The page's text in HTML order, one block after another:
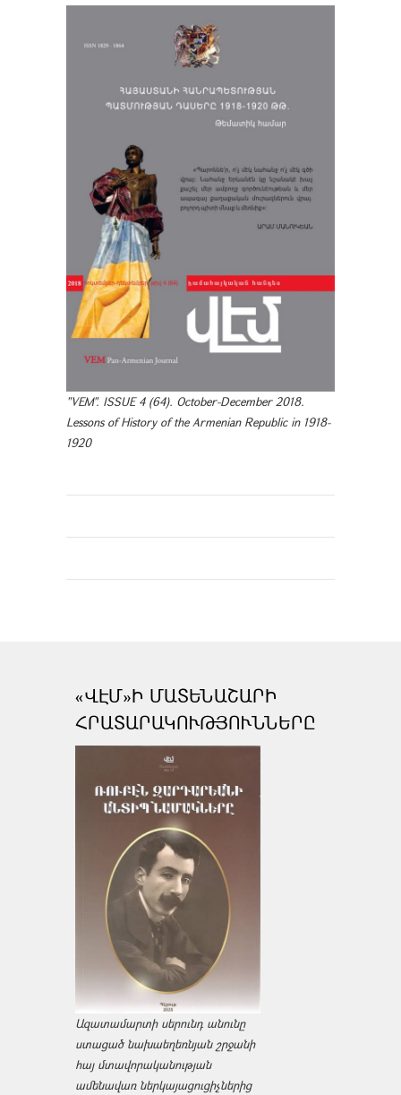
"VEM". ISSUE 4 (64). October-December 2018.
Lessons of History of the Armenian Republic in 1918-
1920
«ՎԷՄ»Ի ՄԱՏԵՆԱՇԱՐԻ
ՀՐԱՏԱՐԱԿՈՒԹՅՈՒՆՆԵՐԸ
Ազատամարտի սերունդ անունը
ստացած նախաեղեռնյան շրջանի
հայ մտավորականության
ամենավառ ներկայացուցիչներից